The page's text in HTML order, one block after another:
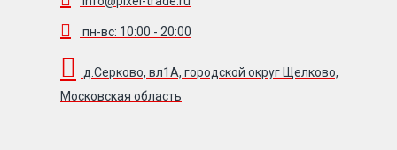
пн-вс: 10:00 - 20:00
д.Серково, вл1А, городской округ Щелково,
Московская область